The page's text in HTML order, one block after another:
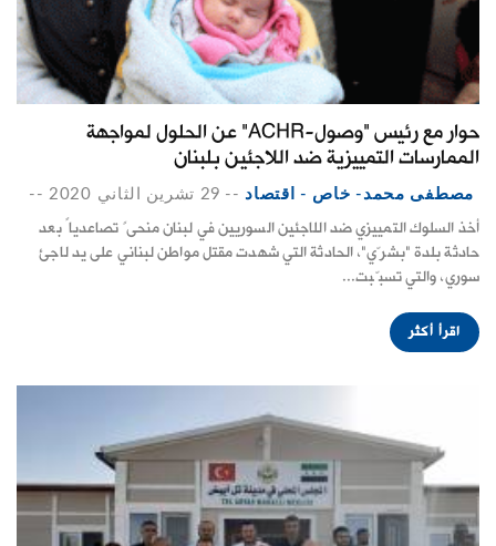
حوار مع رئيس "وصول-ACHR" عن الحلول لمواجهة
الممارسات التمييزية ضد اللاجئين بلبنان
مصطفى محمد- خاص - اقتصاد -- 29 تشرين الثاني 2020 --
أخذ السلوك التمييزي ضد اللاجئين السوريين في لبنان منحىً تصاعدياً بعد
حادثة بلدة "بشرّي"، الحادثة التي شهدت مقتل مواطن لبناني على يد لاجئ
سوري، والتي تسبّبت...
اقرأ أكثر